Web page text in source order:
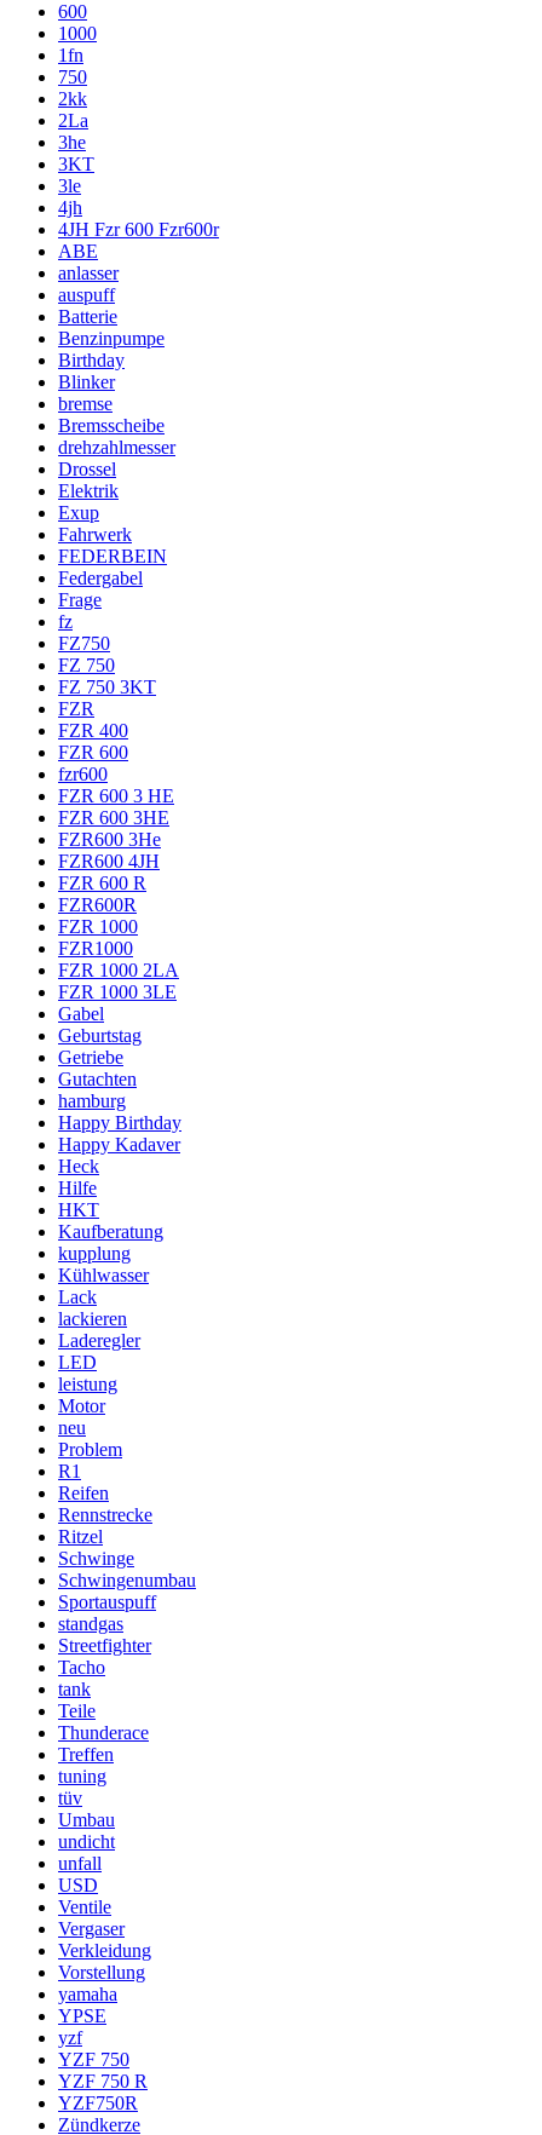
600
1000
1fn
750
2kk
2La
3he
3KT
3le
4jh
4JH Fzr 600 Fzr600r
ABE
anlasser
auspuff
Batterie
Benzinpumpe
Birthday
Blinker
bremse
Bremsscheibe
drehzahlmesser
Drossel
Elektrik
Exup
Fahrwerk
FEDERBEIN
Federgabel
Frage
fz
FZ750
FZ 750
FZ 750 3KT
FZR
FZR 400
FZR 600
fzr600
FZR 600 3 HE
FZR 600 3HE
FZR600 3He
FZR600 4JH
FZR 600 R
FZR600R
FZR 1000
FZR1000
FZR 1000 2LA
FZR 1000 3LE
Gabel
Geburtstag
Getriebe
Gutachten
hamburg
Happy Birthday
Happy Kadaver
Heck
Hilfe
HKT
Kaufberatung
kupplung
Kühlwasser
Lack
lackieren
Laderegler
LED
leistung
Motor
neu
Problem
R1
Reifen
Rennstrecke
Ritzel
Schwinge
Schwingenumbau
Sportauspuff
standgas
Streetfighter
Tacho
tank
Teile
Thunderace
Treffen
tuning
tüv
Umbau
undicht
unfall
USD
Ventile
Vergaser
Verkleidung
Vorstellung
yamaha
YPSE
yzf
YZF 750
YZF 750 R
YZF750R
Zündkerze